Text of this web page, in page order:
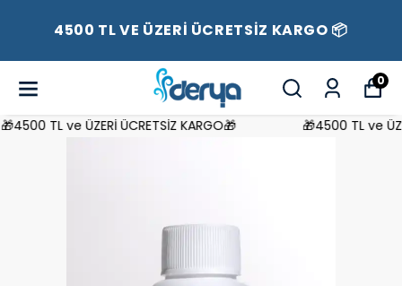
4500 TL VE ÜZERİ ÜCRETSİZ KARGO 📦
0
TL ve ÜZERİ ÜCRETSİZ KARGO🎁 🎁4500 TL ve